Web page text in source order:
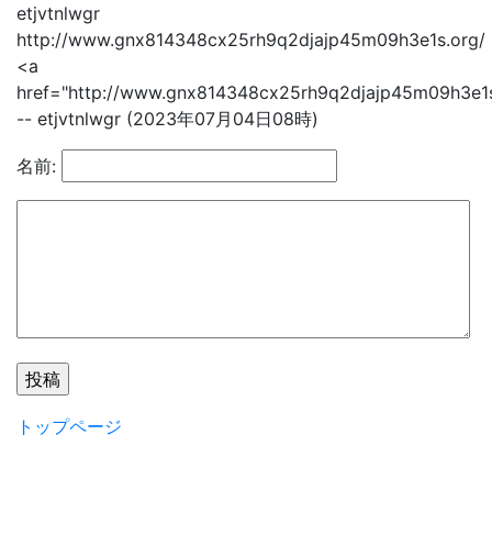
etjvtnlwgr
http://www.gnx814348cx25rh9q2djajp45m09h3e1s.org/
<a
href="http://
-- etjvtnlwgr (2023年07月04日08時)
名前:
トップページ